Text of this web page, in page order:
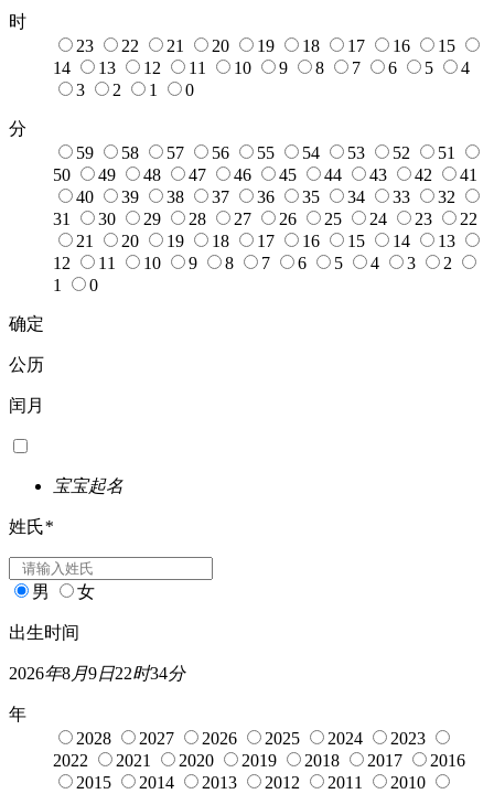
时
23
22 21 20 19 18 17 16
15
14
13 12 11 10 9 8 7 6 5
4
3
2 1 0
分
59
58 57 56 55 54 53 52
51
50
49 48 47 46 45 44 43 42
41
40
39 38 37 36 35 34 33
32
31
30 29 28 27 26 25 24 23
22
21
20 19 18 17 16 15 14
13
12
11 10 9 8 7 6 5 4 3
2
1
0
确定
公历
闰月
宝宝起名
姓氏*
男 女
出生时间
2026年8月9日22时34分
年
2028
2027 2026 2025 2024
2023
2022
2021 2020 2019 2018 2017
2016
2015
2014 2013 2012 2011
2010